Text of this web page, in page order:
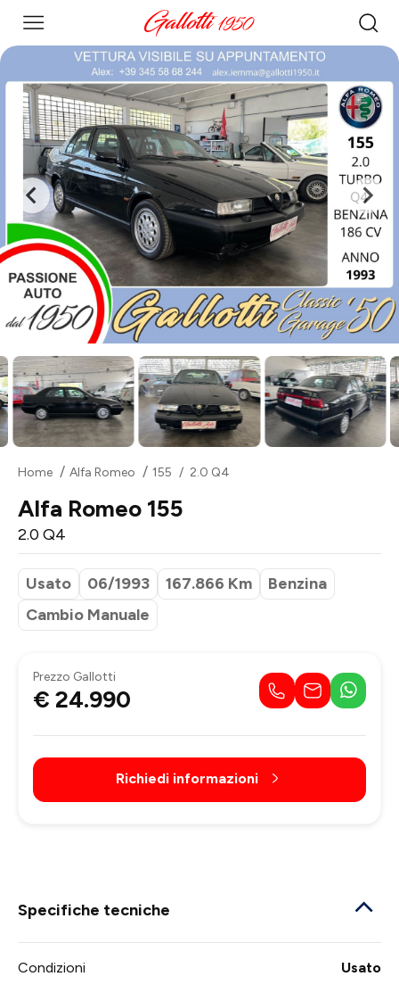
Home Alfa Romeo 155 2.0 Q4
Alfa Romeo 155
2.0 Q4
Usato 06/1993 167.866 Km
Benzina
Cambio Manuale
Prezzo Gallotti
€ 24.990
Richiedi informazioni
Specifiche tecniche
Condizioni Usato